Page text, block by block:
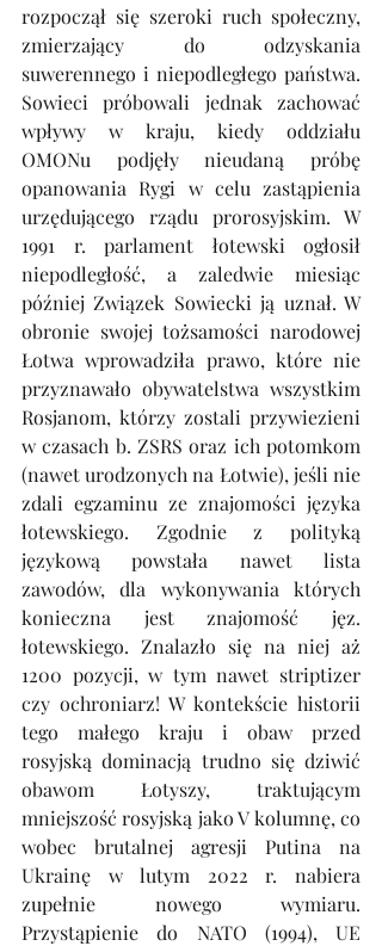
rozpoczął się szeroki ruch społeczny,
zmierzający do odzyskania
suwerennego i niepodległego państwa.
Sowieci próbowali jednak zachować
wpływy w kraju, kiedy oddziału
OMONu podjęły nieudaną próbę
opanowania Rygi w celu zastąpienia
urzędującego rządu prorosyjskim. W
1991 r. parlament łotewski ogłosił
niepodległość, a zaledwie miesiąc
później Związek Sowiecki ją uznał. W
obronie swojej tożsamości narodowej
Łotwa wprowadziła prawo, które nie
przyznawało obywatelstwa wszystkim
Rosjanom, którzy zostali przywiezieni
w czasach b. ZSRS oraz ich potomkom
(nawet urodzonych na Łotwie), jeśli nie
zdali egzaminu ze znajomości języka
łotewskiego. Zgodnie z polityką
językową powstała nawet lista
zawodów, dla wykonywania których
konieczna jest znajomość jęz.
łotewskiego. Znalazło się na niej aż
1200 pozycji, w tym nawet striptizer
czy ochroniarz! W kontekście historii
tego małego kraju i obaw przed
rosyjską dominacją trudno się dziwić
obawom Łotyszy, traktującym
mniejszość rosyjską jako V kolumnę, co
wobec brutalnej agresji Putina na
Ukrainę w lutym 2022 r. nabiera
zupełnie nowego wymiaru.
Przystąpienie do NATO (1994), UE